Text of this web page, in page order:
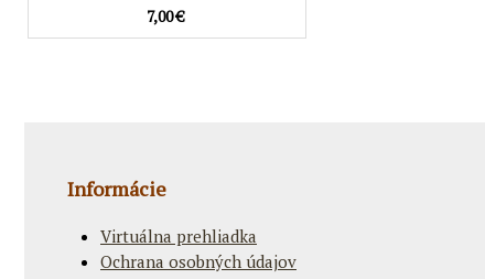
7,00 €
Informácie
Virtuálna prehliadka
Ochrana osobných údajov